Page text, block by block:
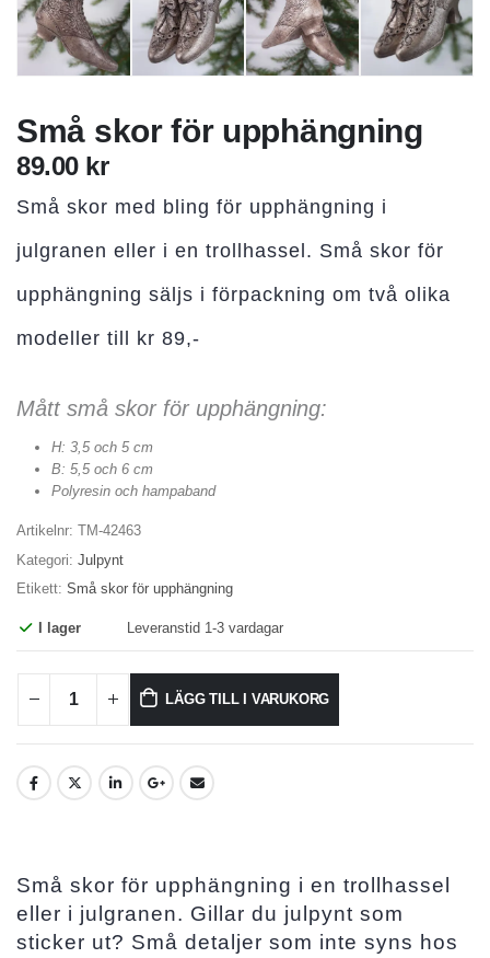
Små skor för upphängning
89.00 kr
Små skor med bling för upphängning i
julgranen eller i en trollhassel. Små skor för
upphängning säljs i förpackning om två olika
modeller till kr 89,-
Mått små skor för upphängning:
H: 3,5 och 5 cm
B: 5,5 och 6 cm
Polyresin och hampaband
Artikelnr: TM-42463
Kategori: Julpynt
Etikett: Små skor för upphängning
I lager Leveranstid 1-3 vardagar
LÄGG TILL I VARUKORG
Små skor för upphängning i en trollhassel
eller i julgranen. Gillar du julpynt som
sticker ut? Små detaljer som inte syns hos